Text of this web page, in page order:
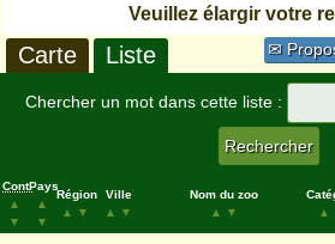
Veuillez élargir votre
✉
Carte Liste
Chercher un mot dans cette liste :
Cont.
▲
▼
Pays
▲
▼
Région
▲
▼
Ville
▲
▼
Nom du zoo
▲
▼
▲